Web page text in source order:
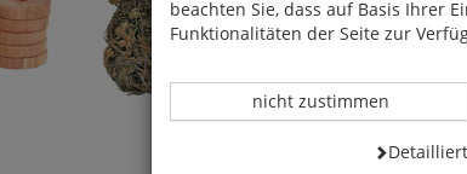
beachten Sie, dass auf Basis Ihrer
Funktionalitäten der Seite zur
Datenverarbeitung -
nicht zustimmen